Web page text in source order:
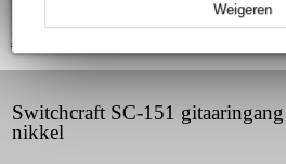
Weigeren
Bekijk alle productspecificaties
Switchcraft SC-151
nikkel